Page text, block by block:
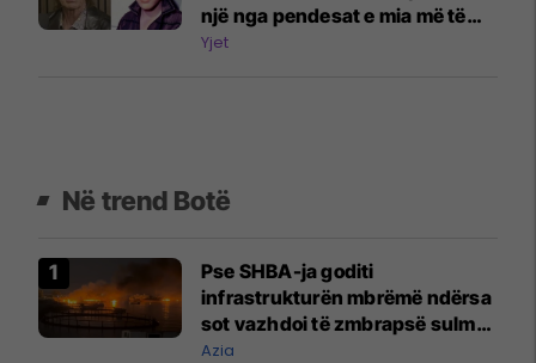
një nga pendesat e mia më të
mëdha
Yjet
Në trend Botë
Pse SHBA-ja goditi
infrastrukturën mbrëmë ndërsa
sot vazhdoi të zmbrapsë sulmet
iraniane
Azia